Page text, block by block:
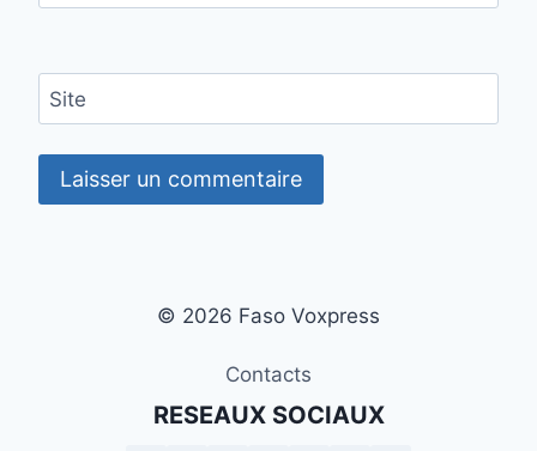
Site
© 2026 Faso Voxpress
Contacts
RESEAUX SOCIAUX